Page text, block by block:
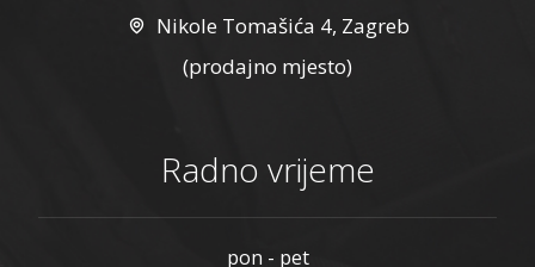
Nikole Tomašića 4, Zagreb
(prodajno mjesto)
Radno vrijeme
pon - pet